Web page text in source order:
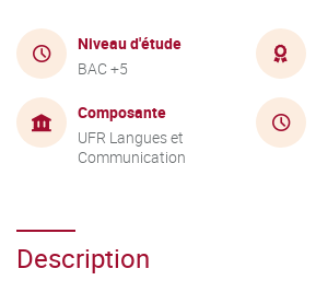
Niveau d'étude
BAC +5
Composante
UFR Langues et
Communication
Description